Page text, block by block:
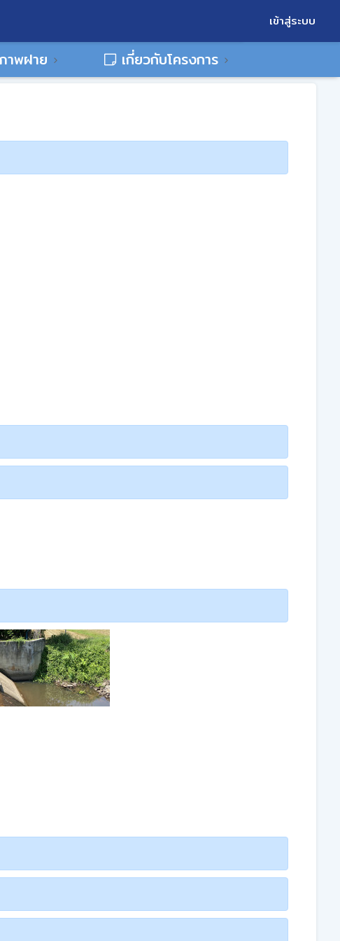
เข้าสู่ระบบ
าพฝาย
เกี่ยวกับโครงการ